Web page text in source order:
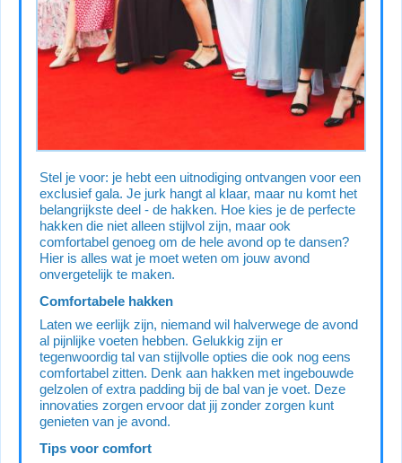
Stel je voor: je hebt een uitnodiging ontvangen voor een
exclusief gala. Je jurk hangt al klaar, maar nu komt het
belangrijkste deel - de hakken. Hoe kies je de perfecte
hakken die niet alleen stijlvol zijn, maar ook
comfortabel genoeg om de hele avond op te dansen?
Hier is alles wat je moet weten om jouw avond
onvergetelijk te maken.
Comfortabele hakken
Laten we eerlijk zijn, niemand wil halverwege de avond
al pijnlijke voeten hebben. Gelukkig zijn er
tegenwoordig tal van stijlvolle opties die ook nog eens
comfortabel zitten. Denk aan hakken met ingebouwde
gelzolen of extra padding bij de bal van je voet. Deze
innovaties zorgen ervoor dat jij zonder zorgen kunt
genieten van je avond.
Tips voor comfort